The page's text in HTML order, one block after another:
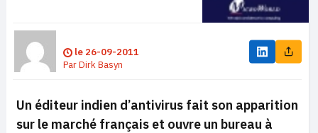
le 26-09-2011
ParDirk Basyn
Un éditeur indien d’antivirus fait son apparition
sur le marché français et ouvre un bureau à